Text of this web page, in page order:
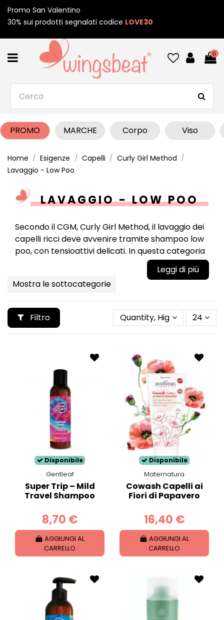
Promo San Valentino
30% sui prodotti segnalati codice LOVE30
0
PROMO MARCHE Corpo Viso
Home Esigenze Capelli
Curly Girl Method
Lavaggio - Low Poo
LAVAGGIO - LOW POO
Secondo il CGM, Curly Girl Method, il lavaggio dei
capelli ricci deve avvenire tramite shampoo low
poo, con tensioattivi delicati. In questa categoria
troverai shampoo adatti al metodo con
tensioattivi delicati prodotti per il cowash.
I prodotti sono formulati privi di ingredienti
dannosi e seccanti per i capelli ricci, che tendono
a soffrire maggiormente la secchezza dei capelli.
Mostra le sottocategorie
Filtro Quantity, Highest first
24
Disponibile
Gentleaf
Super Trip – Mild
Travel Shampoo
8,70 €
AGGIUNGI AL
CARRELLO
Disponibile
Maternatura
Cowash Capelli ai
Fiori di Papavero
16,40 €
AGGIUNGI AL
CARRELLO